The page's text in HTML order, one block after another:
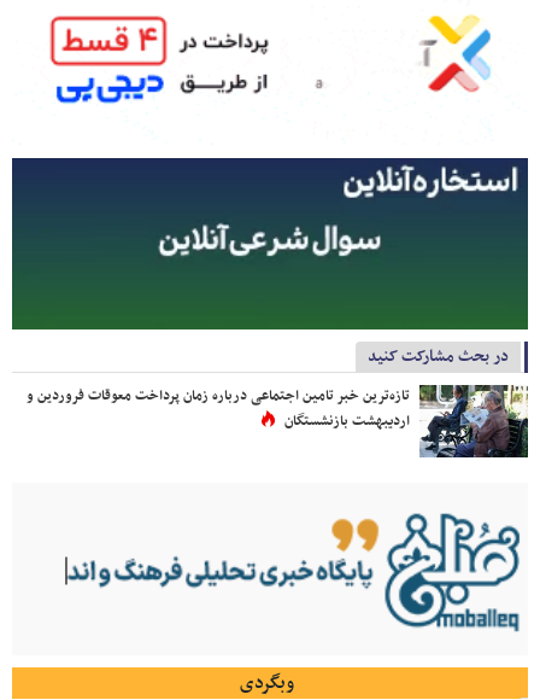
در بحث مشارکت کنید
تازه‌ترین خبر تامین اجتماعی درباره زمان پرداخت معوقات فروردین و
اردیبهشت بازنشستگان
وبگردی